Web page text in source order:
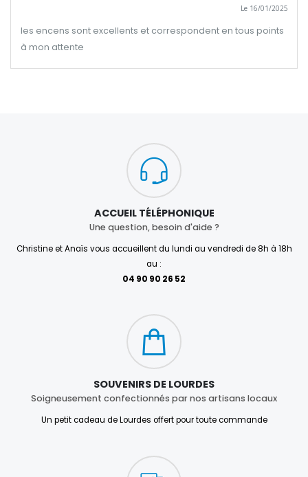
Le 16/01/2025
les encens sont excellents et correspondent en tous points
à mon attente
ACCUEIL TÉLÉPHONIQUE
Une question, besoin d'aide ?
Christine et Anaïs vous accueillent du lundi au vendredi de 8h à 18h
au :
04 90 90 26 52
SOUVENIRS DE LOURDES
Soigneusement confectionnés par nos artisans locaux
Un petit cadeau de Lourdes offert pour toute commande